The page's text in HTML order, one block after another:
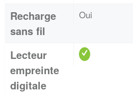
Recharge
sans fil
Oui
Lecteur
empreinte
digitale